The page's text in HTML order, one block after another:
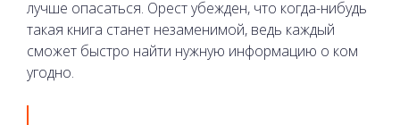
лучше опасаться. Орест убежден, что когда-нибудь
такая книга станет незаменимой, ведь каждый
сможет быстро найти нужную информацию о ком
угодно.